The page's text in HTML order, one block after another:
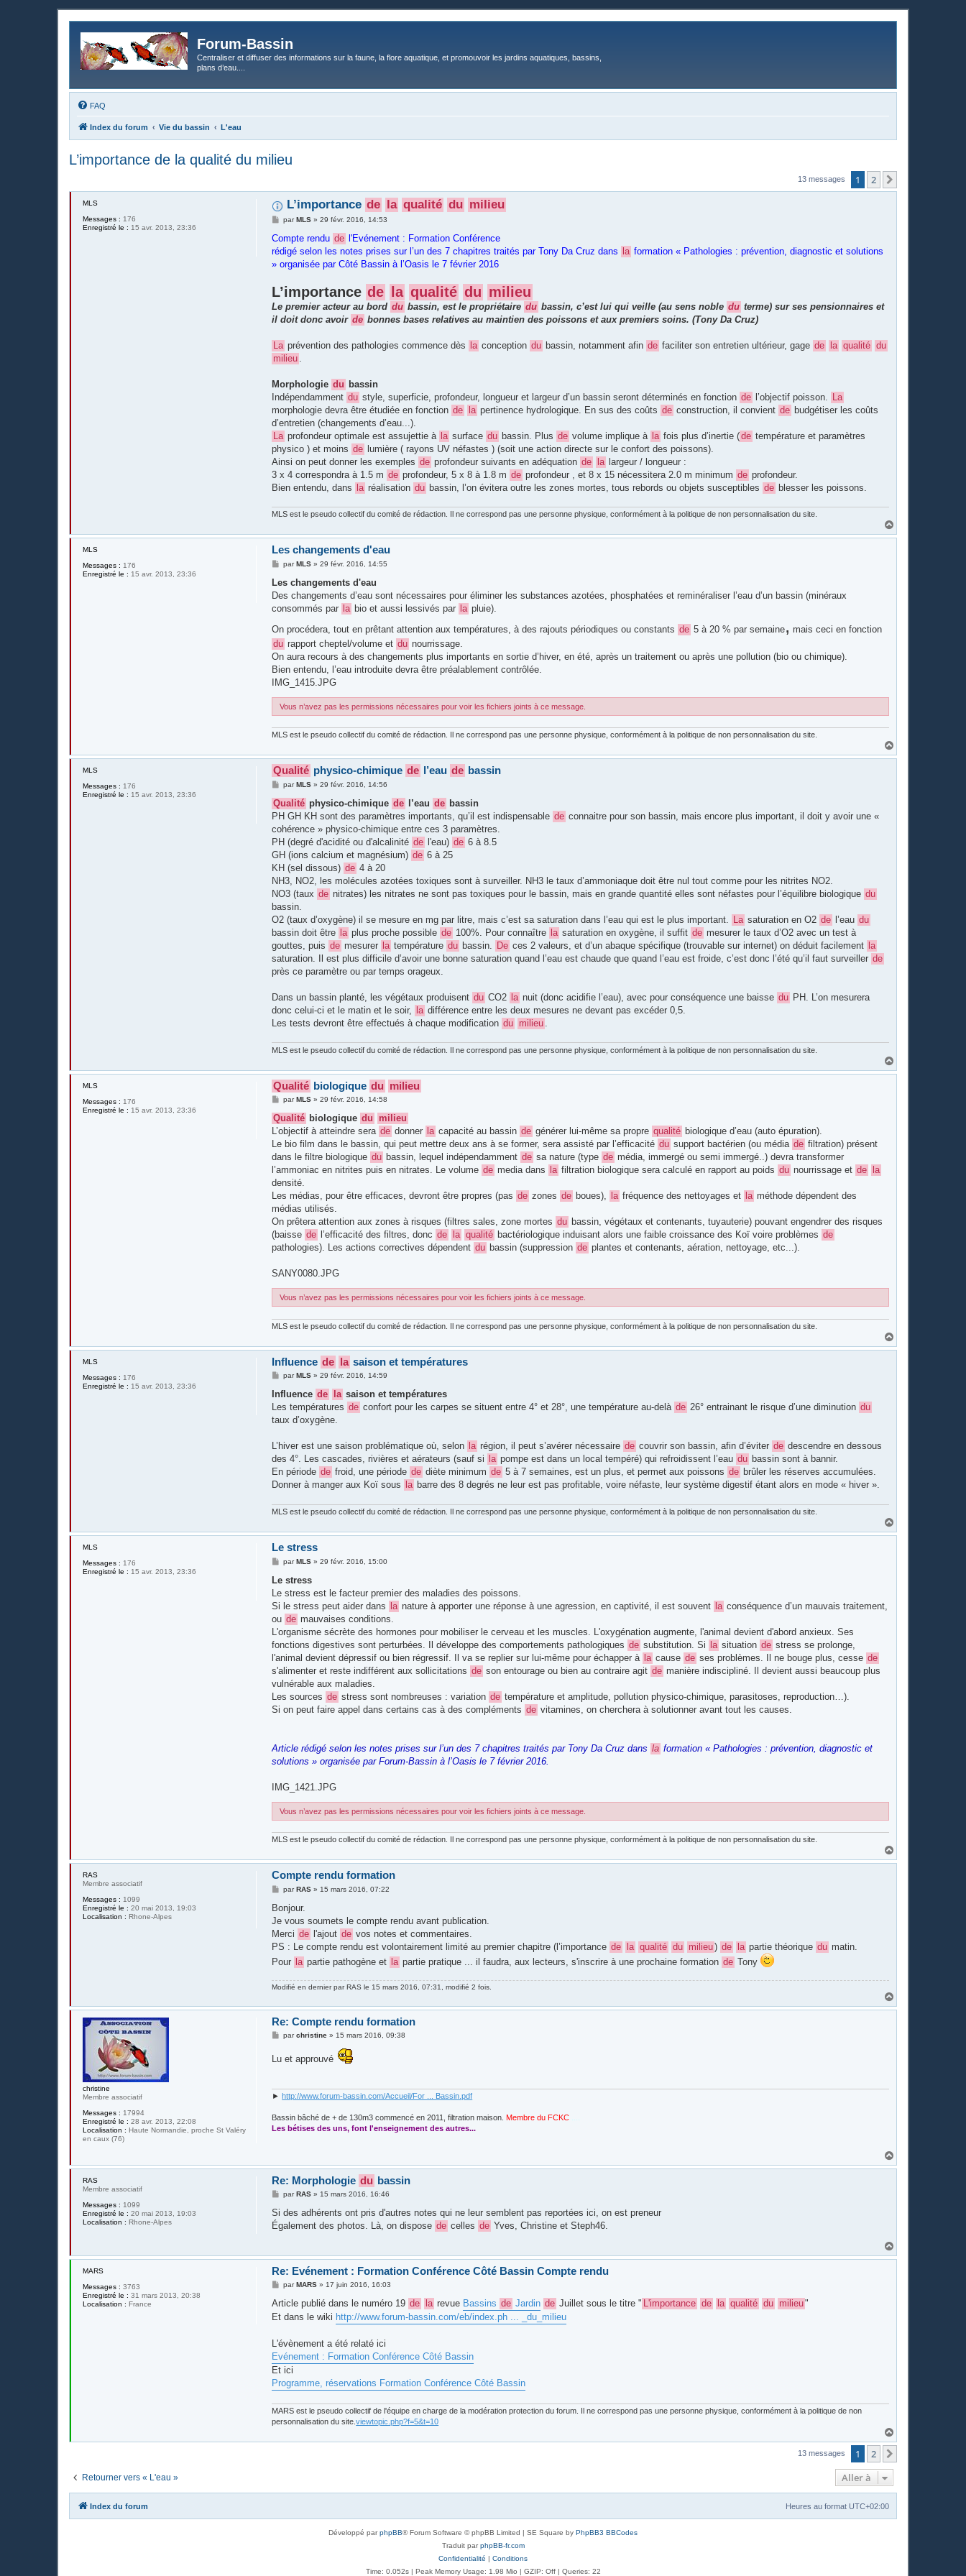
Forum-Bassin
Centraliser et diffuser des informations sur la faune, la flore aquatique, et promouvoir les jardins aquatiques, bassins,
plans d’eau....
FAQ
Index du forum Vie du bassin L'eau
L’importance de la qualité du milieu
13 messages 1 2
MLS
Messages : 176
Enregistré le : 15 avr. 2013, 23:36
L’importance de la qualité du milieu
M
s
a
g
parMLS »29 févr. 2016, 14:53
Compte rendu de l'Evénement : Formation Conférence
rédigé selon les notes prises sur l’un des 7 chapitres traités par Tony Da Cruz dans la formation « Pathologies : prévention, diagnostic et solutions
» organisée par Côté Bassin à l’Oasis le 7 février 2016
L’importance de la qualité du milieu
Le premier acteur au bord du bassin, est le propriétaire du bassin, c’est lui qui veille (au sens noble du terme) sur ses pensionnaires et
il doit donc avoir de bonnes bases relatives au maintien des poissons et aux premiers soins. (Tony Da Cruz)
La prévention des pathologies commence dès la conception du bassin, notamment afin de faciliter son entretien ultérieur, gage de la qualité du
milieu
Morphologie du bassin
Indépendamment du style, superficie, profondeur, longueur et largeur d’un bassin seront déterminés en fonction de l’objectif poisson.
La
morphologie devra être étudiée en fonction de la pertinence hydrologique. En sus des coûts de construction, il convient de budgétiser les coûts
d’entretien (changements d’eau...).
La profondeur optimale est assujettie à la surface du bassin. Plus de volume implique à la fois plus d’inertie (de température et paramètres
physico ) et moins de lumière ( rayons UV néfastes ) (soit une action directe sur le confort des poissons).
Ainsi on peut donner les exemples de profondeur suivants en adéquation de la largeur / longueur :
3 x 4 correspondra à 1.5 m de profondeur, 5 x 8 à 1.8 m de profondeur , et 8 x 15 nécessitera 2.0 m minimum de profondeur.
Bien entendu, dans la réalisation du bassin, l’on évitera outre les zones mortes, tous rebords ou objets susceptibles de blesser les poissons.
MLS est le pseudo collectif du comité de rédaction. Il ne correspond pas une personne physique, conformément à la politique de non personnalisation du site.
a
MLS
Messages : 176
Enregistré le : 15 avr. 2013, 23:36
Les changements d'eau
M
s
a
g
parMLS »29 févr. 2016, 14:55
Les changements d'eau
Des changements d’eau sont nécessaires pour éliminer les substances azotées, phosphatées et reminéraliser l’eau d’un bassin (minéraux
consommés par la bio et aussi lessivés par la pluie).
On procédera, tout en prêtant attention aux températures, à des rajouts périodiques ou constants de 5 à 20 % par semaine, mais ceci en fonction
du rapport cheptel/volume et du nourrissage.
On aura recours à des changements plus importants en sortie d’hiver, en été, après un traitement ou après une pollution (bio ou chimique).
Bien entendu, l’eau introduite devra être préalablement contrôlée.
IMG_1415.JPG
Vous n’avez pas les permissions nécessaires pour voir les fichiers joints à ce message.
MLS est le pseudo collectif du comité de rédaction. Il ne correspond pas une personne physique, conformément à la politique de non personnalisation du site.
a
MLS
Messages : 176
Enregistré le : 15 avr. 2013, 23:36
Qualité physico-chimique de l’eau de bassin
M
s
s
a
g
parMLS »29 févr. 2016, 14:56
Qualité physico-chimique de l’eau de bassin
PH GH KH sont des paramètres importants, qu’il est indispensable de connaitre pour son bassin, mais encore plus important, il doit y avoir une «
cohérence » physico-chimique entre ces 3 paramètres.
PH (degré d'acidité ou d'alcalinité de l'eau) de 6 à 8.5
GH (ions calcium et magnésium) de 6 à 25
KH (sel dissous) de 4 à 20
NH3, NO2, les molécules azotées toxiques sont à surveiller. NH3 le taux d’ammoniaque doit être nul tout comme pour les nitrites NO2.
NO3 (taux de nitrates) les nitrates ne sont pas toxiques pour le bassin, mais en grande quantité elles sont néfastes pour l’équilibre biologique du
bassin.
O2 (taux d’oxygène) il se mesure en mg par litre, mais c’est sa saturation dans l’eau qui est le plus important.
La saturation en O2 de l’eau du
bassin doit être la plus proche possible de 100%. Pour connaître la saturation en oxygène, il suffit de mesurer le taux d’O2 avec un test à
gouttes, puis de mesurer la température du bassin. De ces 2 valeurs, et d’un abaque spécifique (trouvable sur internet) on déduit facilement la
saturation. Il est plus difficile d’avoir une bonne saturation quand l’eau est chaude que quand l’eau est froide, c’est donc l’été qu’il faut surveiller de
près ce paramètre ou par temps orageux.
Dans un bassin planté, les végétaux produisent du CO2 la nuit (donc acidifie l’eau), avec pour conséquence une baisse du PH. L’on mesurera
donc celui-ci et le matin et le soir,
la différence entre les deux mesures ne devant pas excéder 0,5.
Les tests devront être effectués à chaque modification du milieu
MLS est le pseudo collectif du comité de rédaction. Il ne correspond pas une personne physique, conformément à la politique de non personnalisation du site.
a
MLS
Messages : 176
Enregistré le : 15 avr. 2013, 23:36
Qualité biologique du milieu
M
s
s
a
g
parMLS »29 févr. 2016, 14:58
Qualité biologique du
milieu
L’objectif à atteindre sera de donner la capacité au bassin de générer lui-même sa propre qualité biologique d’eau (auto épuration).
Le bio film dans le bassin, qui peut mettre deux ans à se former, sera assisté par l’efficacité du support bactérien (ou média de filtration) présent
dans le filtre biologique du bassin, lequel indépendamment de sa nature (type de média, immergé ou semi immergé..) devra transformer
l’ammoniac en nitrites puis en nitrates. Le volume de media dans la filtration biologique sera calculé en rapport au poids du nourrissage et de
la
densité.
Les médias, pour être efficaces, devront être propres (pas de zones de boues), la fréquence des nettoyages et la méthode dépendent des
médias utilisés.
On prêtera attention aux zones à risques (filtres sales, zone mortes du bassin, végétaux et contenants, tuyauterie) pouvant engendrer des risques
(baisse de l’efficacité des filtres, donc de la qualité bactériologique induisant alors une faible croissance des Koï voire problèmes de
pathologies). Les actions correctives dépendent du bassin (suppression de plantes et contenants, aération, nettoyage, etc...).
SANY0080.JPG
Vous n’avez pas les permissions nécessaires pour voir les fichiers joints à ce message.
MLS est le pseudo collectif du comité de rédaction. Il ne correspond pas une personne physique, conformément à la politique de non personnalisation du site.
a
MLS
Messages : 176
Enregistré le : 15 avr. 2013, 23:36
Influence de la saison et températures
M
s
a
g
parMLS »29 févr. 2016, 14:59
Influence de la saison et températures
Les températures de confort pour les carpes se situent entre 4° et 28°, une température au-delà de 26° entrainant le risque d’une diminution du
taux d’oxygène.
L’hiver est une saison problématique où, selon la région, il peut s’avérer nécessaire de couvrir son bassin, afin d’éviter de descendre en dessous
des 4°. Les cascades, rivières et aérateurs (sauf si
la pompe est dans un local tempéré) qui refroidissent l’eau du bassin sont à bannir.
En période de froid, une période de diète minimum de 5 à 7 semaines, est un plus, et permet aux poissons de brûler les réserves accumulées.
Donner à manger aux Koï sous
la barre des 8 degrés ne leur est pas profitable, voire néfaste, leur système digestif étant alors en mode « hiver ».
MLS est le pseudo collectif du comité de rédaction. Il ne correspond pas une personne physique, conformément à la politique de non personnalisation du site.
a
MLS
Messages : 176
Enregistré le : 15 avr. 2013, 23:36
Le stress
M
s
a
g
e
parMLS »29 févr. 2016, 15:00
Le stress
Le stress est le facteur premier des maladies des poissons.
Si le stress peut aider dans la nature à apporter une réponse à une agression, en captivité, il est souvent la conséquence d’un mauvais traitement,
ou de mauvaises conditions.
L'organisme sécrète des hormones pour mobiliser le cerveau et les muscles. L'oxygénation augmente, l'animal devient d'abord anxieux. Ses
fonctions digestives sont perturbées. Il développe des comportements pathologiques de substitution. Si la situation de stress se prolonge,
l'animal devient dépressif ou bien régressif. Il va se replier sur lui-même pour échapper à la cause de ses problèmes. Il ne bouge plus, cesse de
s'alimenter et reste indifférent aux sollicitations de son entourage ou bien au contraire agit de manière indiscipliné. Il devient aussi beaucoup plus
vulnérable aux maladies.
Les sources de stress sont nombreuses : variation de température et amplitude, pollution physico-chimique, parasitoses, reproduction…).
Si on peut faire appel dans certains cas à des compléments de vitamines, on cherchera à solutionner avant tout les causes.
Article rédigé selon les notes prises sur l’un des 7 chapitres traités par Tony Da Cruz dans la formation « Pathologies : prévention, diagnostic et
solutions » organisée par Forum-Bassin à l’Oasis le 7 février 2016.
IMG_1421.JPG
Vous n’avez pas les permissions nécessaires pour voir les fichiers joints à ce message.
MLS est le pseudo collectif du comité de rédaction. Il ne correspond pas une personne physique, conformément à la politique de non personnalisation du site.
a
RAS
Membre associatif
Messages : 1099
Enregistré le : 20 mai 2013, 19:03
Localisation : Rhone-Alpes
Compte rendu formation
M
s
a
g
parRAS » 15 mars 2016, 07:22
Bonjour.
Je vous soumets le compte rendu avant publication.
Merci de l'ajout de vos notes et commentaires.
PS : Le compte rendu est volontairement limité au premier chapitre (l’importance de la qualité du milieu) de la partie théorique du matin.
Pour la partie pathogène et la partie pratique ... il faudra, aux lecteurs, s'inscrire à une prochaine formation de Tony
Modifié en dernier parRAS le 15 mars 2016, 07:31, modifié 2 fois.
a
christine
Membre associatif
Messages : 17994
Enregistré le : 28 avr. 2013, 22:08
Localisation : Haute Normandie, proche St Valéry
en caux (76)
Re: Compte rendu formation
M
s
parchristine »15 mars 2016, 09:38
Lu et approuvé
►http://www.forum-bassin.com/Accueil/For ... Bassin.pdf
Bassin bâché de + de 130m3 commencé en 2011, filtration maison.Membre du FCKC
Les bétises des uns, font l'enseignement des autres...
a
RAS
Membre associatif
Messages : 1099
Enregistré le : 20 mai 2013, 19:03
Localisation : Rhone-Alpes
Re: Morphologie du bassin
M
s
a
parRAS »15 mars 2016, 16:46
Si des adhérents ont pris d'autres notes qui ne leur semblent pas reportées ici, on est preneur
Également des photos. Là, on dispose de celles de Yves, Christine et Steph46.
a
MARS
Messages : 3763
Enregistré le : 31 mars 2013, 20:38
Localisation : France
Re: Evénement : Formation Conférence Côté Bassin Compte rendu
M
s
a
parMARS »17 juin 2016, 16:03
Article publié dans le numéro 19 de la revue Bassins de Jardin de Juillet sous le titre " L'importance de la qualité du milieu"
Et dans le wiki http://www.forum-bassin.com/eb/index.ph ... _du_milieu
L'évènement a été relaté ici
Evénement : Formation Conférence Côté Bassin
Et ici
Programme, réservations Formation Conférence Côté Bassin
MARS est le pseudo collectif de l'équipe en charge de la modération protection du forum. Il ne correspond pas une personne physique, conformément à la politique de non
personnalisation du site.viewtopic.php?f=5&t=10
a
t
13 messages 1 2
Retourner vers « L'eau » Aller à
Index du forum Heures au format UTC+02:00
Développé parphpBB® Forum Software © phpBB Limited | SE Square by PhpBB3 BBCodes
Traduit parphpBB-fr.com
Confidentialité | Conditions
Time: 0.052s| Peak Memory Usage: 1.98 Mio | GZIP: Off | Queries: 22